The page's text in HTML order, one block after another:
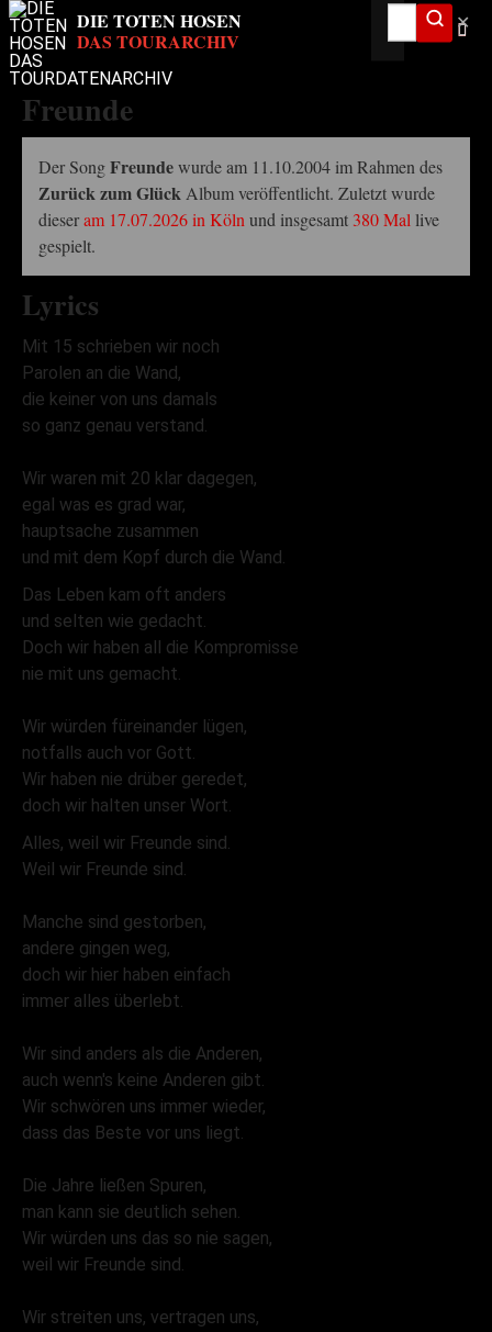
✕
Freunde
Der SongFreundewurde am 11.10.2004 im Rahmen des
Zurück zum Glück Album veröffentlicht. Zuletzt wurde
dieseram 17.07.2026 in Köln und insgesamt 380 Mal live
gespielt.
Lyrics
Mit 15 schrieben wir noch
Parolen an die Wand,
die keiner von uns damals
so ganz genau verstand.
Wir waren mit 20 klar dagegen,
egal was es grad war,
hauptsache zusammen
und mit dem Kopf durch die Wand.
Das Leben kam oft anders
und selten wie gedacht.
Doch wir haben all die Kompromisse
nie mit uns gemacht.
Wir würden füreinander lügen,
notfalls auch vor Gott.
Wir haben nie drüber geredet,
doch wir halten unser Wort.
Alles, weil wir Freunde sind.
Weil wir Freunde sind.
Manche sind gestorben,
andere gingen weg,
doch wir hier haben einfach
immer alles überlebt.
Wir sind anders als die Anderen,
auch wenn's keine Anderen gibt.
Wir schwören uns immer wieder,
dass das Beste vor uns liegt.
Die Jahre ließen Spuren,
man kann sie deutlich sehen.
Wir würden uns das so nie sagen,
weil wir Freunde sind.
Wir streiten uns, vertragen uns,